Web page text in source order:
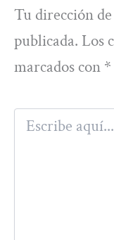
Tu dirección
publicada. Los
marcados con *
Escribe
aquí...